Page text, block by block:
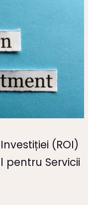
(ROI)
pentru Servicii